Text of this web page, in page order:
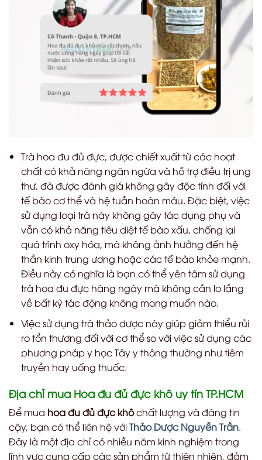
Trà hoa đu đủ đực, được chiết xuất từ các hoạt
chất có khả năng ngăn ngừa và hỗ trợ điều trị ung
thư, đã được đánh giá không gây độc tính đối với
tế bào cơ thể và hệ tuần hoàn máu. Đặc biệt, việc
sử dụng loại trà này không gây tác dụng phụ và
vẫn có khả năng tiêu diệt tế bào xấu, chống lại
quá trình oxy hóa, mà không ảnh hưởng đến hệ
thần kinh trung ương hoặc các tế bào khỏe mạnh.
Điều này có nghĩa là bạn có thể yên tâm sử dụng
trà hoa đu đực hàng ngày mà không cần lo lắng
về bất kỳ tác động không mong muốn nào.
Việc sử dụng trà thảo dược này giúp giảm thiểu rủi
ro tổn thương đối với cơ thể so với việc sử dụng các
phương pháp y học Tây y thông thường như tiêm
truyền hay uống thuốc.
Địa chỉ mua Hoa đu đủ đực khô uy tín TP.HCM
Để mua hoa đu đủ đực khôchất lượng và đáng tin
cậy, bạn có thể liên hệ vớiThảo Dược Nguyễn Trần.
Đây là một địa chỉ có nhiều năm kinh nghiệm trong
lĩnh vực cung cấp các sản phẩm từ thiên nhiên, đảm